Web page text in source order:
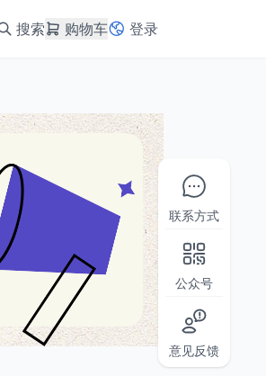
搜索 购物车 登录
联系方式
公众号
意见反馈